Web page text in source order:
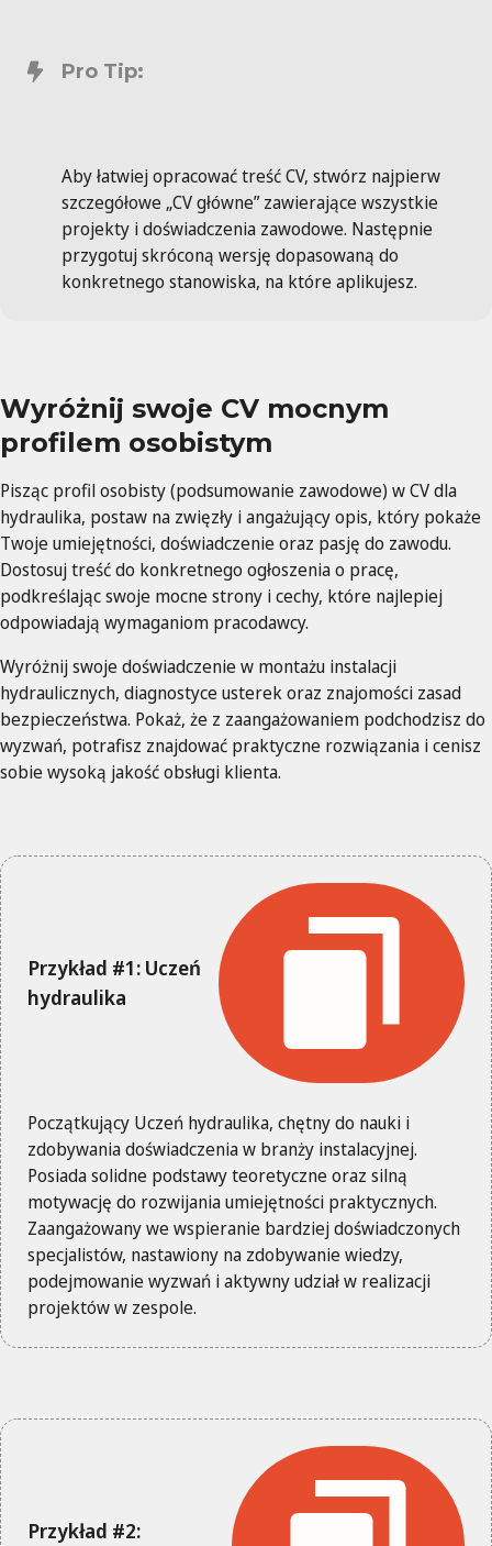
Pro Tip:
Aby łatwiej opracować treść CV, stwórz najpierw
szczegółowe „CV główne” zawierające wszystkie
projekty i doświadczenia zawodowe. Następnie
przygotuj skróconą wersję dopasowaną do
konkretnego stanowiska, na które aplikujesz.
Wyróżnij swoje CV mocnym
profilem osobistym
Pisząc profil osobisty (podsumowanie zawodowe) w CV dla
hydraulika, postaw na zwięzły i angażujący opis, który pokaże
Twoje umiejętności, doświadczenie oraz pasję do zawodu.
Dostosuj treść do konkretnego ogłoszenia o pracę,
podkreślając swoje mocne strony i cechy, które najlepiej
odpowiadają wymaganiom pracodawcy.
Wyróżnij swoje doświadczenie w montażu instalacji
hydraulicznych, diagnostyce usterek oraz znajomości zasad
bezpieczeństwa. Pokaż, że z zaangażowaniem podchodzisz do
wyzwań, potrafisz znajdować praktyczne rozwiązania i cenisz
sobie wysoką jakość obsługi klienta.
Przykład #1: Uczeń
hydraulika
Początkujący Uczeń hydraulika, chętny do nauki i
zdobywania doświadczenia w branży instalacyjnej.
Posiada solidne podstawy teoretyczne oraz silną
motywację do rozwijania umiejętności praktycznych.
Zaangażowany we wspieranie bardziej doświadczonych
specjalistów, nastawiony na zdobywanie wiedzy,
podejmowanie wyzwań i aktywny udział w realizacji
projektów w zespole.
Przykład #2: